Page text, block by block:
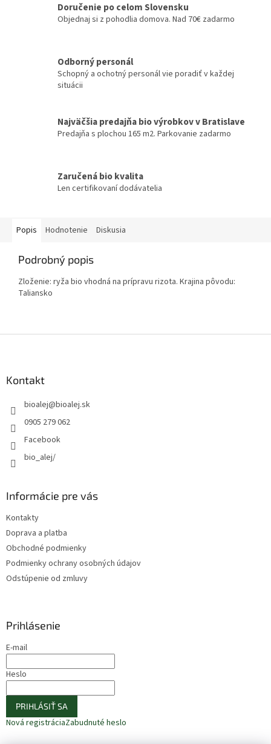
Doručenie po celom Slovensku
Objednaj si z pohodlia domova. Nad 70€ zadarmo
Odborný personál
Schopný a ochotný personál vie poradiť v každej
situácii
Najväčšia predajňa bio výrobkov v Bratislave
Predajňa s plochou 165 m2. Parkovanie zadarmo
Zaručená bio kvalita
Len certifikovaní dodávatelia
Popis Hodnotenie Diskusia
Podrobný popis
Zloženie: ryža bio vhodná na prípravu rizota. Krajina pôvodu:
Taliansko
Kontakt
bioalej@bioalej.sk
0905 279 062
Facebook
bio_alej/
Informácie pre vás
Kontakty
Doprava a platba
Obchodné podmienky
Podmienky ochrany osobných údajov
Odstúpenie od zmluvy
Prihlásenie
E-mail
Heslo
PRIHLÁSIŤ SA
Nová registráciaZabudnuté heslo